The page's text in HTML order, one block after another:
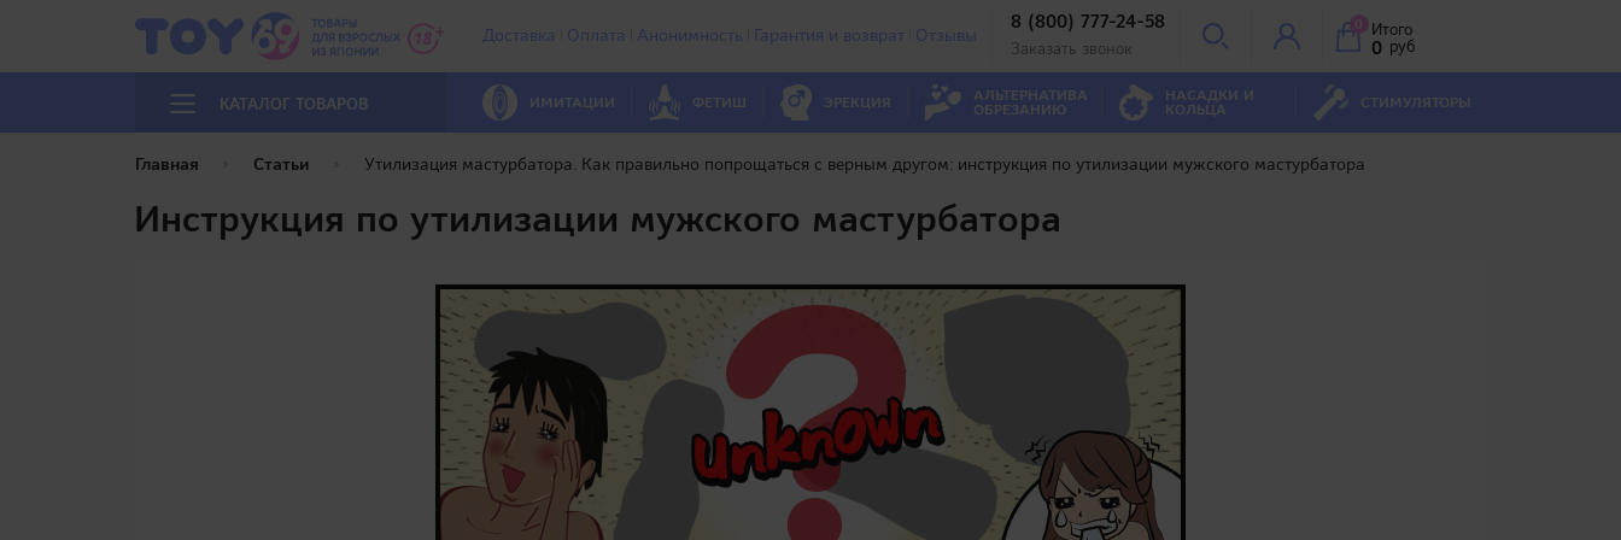
Доставка Оплата Анонимность Гарантия и возврат Отзывы
8 (800) 777-24-58
Заказать звонок
0 Итого
0 руб
КАТАЛОГ ТОВАРОВ ИМИТАЦИИ ФЕТИШ ЭРЕКЦИЯ АЛЬТЕРНАТИВА
ОБРЕЗАНИЮ
НАСАДКИ И
КОЛЬЦА СТИМУЛЯТОРЫ
Главная Статьи Утилизация мастурбатора. Как правильно попрощаться с верным другом: инструкция по утилизации мужского мастурбатора
Инструкция по утилизации мужского мастурбатора